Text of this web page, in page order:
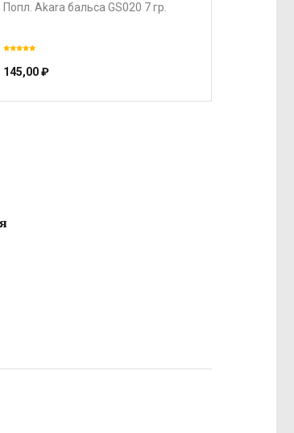
Попл. Akara бальса GS020 7 гр.
145,00₽